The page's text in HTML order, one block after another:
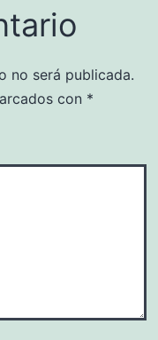
no será publicada.
con *